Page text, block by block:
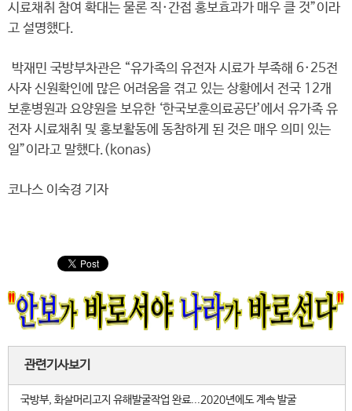
시료채취 참여 확대는 물론 직·간접 홍보효과가 매우 클 것”이라
고 설명했다.
박재민 국방부차관은 “유가족의 유전자 시료가 부족해 6·25전
사자 신원확인에 많은 어려움을 겪고 있는 상황에서 전국 12개
보훈병원과 요양원을 보유한 ‘한국보훈의료공단’에서 유가족 유
전자 시료채취 및 홍보활동에 동참하게 된 것은 매우 의미 있는
일”이라고 말했다.(konas)
코나스 이숙경 기자
관련기사보기
국방부, 화살머리고지 유해발굴작업 완료...2020년에도 계속 발굴